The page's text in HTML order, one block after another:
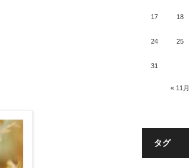
« 11月
17 18
24 25
31
タグ